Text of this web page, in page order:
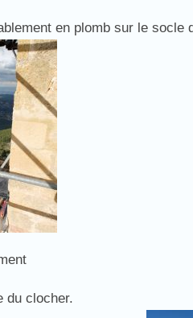
en plomb sur le socle
du clocher.